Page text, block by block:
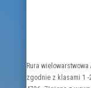
Rura wielowarstwowa
zgodnie z klasami 1 -